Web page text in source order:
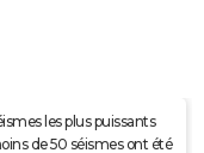
les plus puissants
de 50 séismes ont été